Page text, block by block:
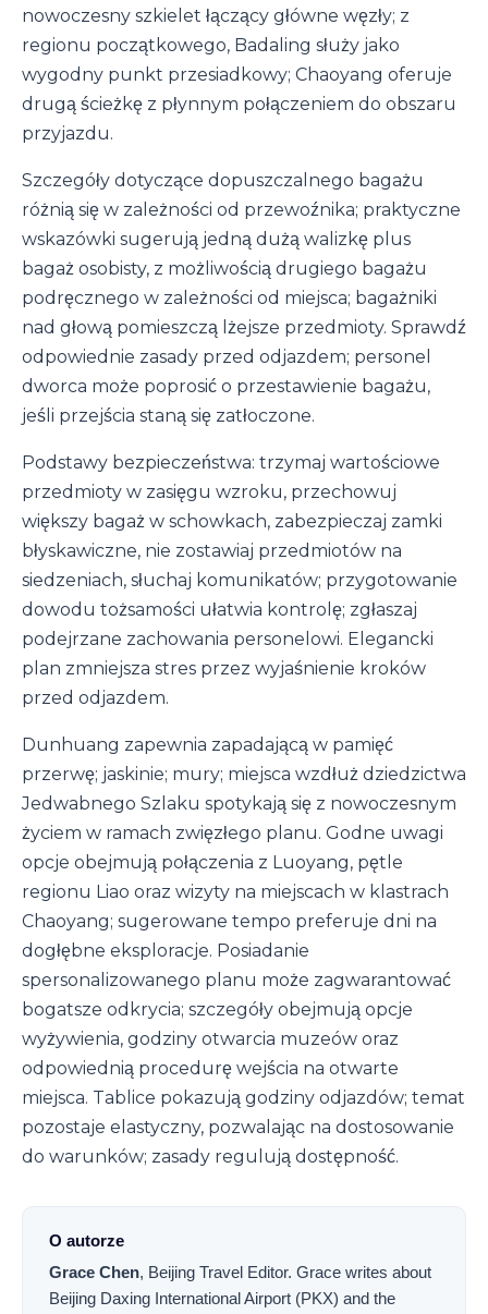
nowoczesny szkielet łączący główne węzły; z
regionu początkowego, Badaling służy jako
wygodny punkt przesiadkowy; Chaoyang oferuje
drugą ścieżkę z płynnym połączeniem do obszaru
przyjazdu.
Szczegóły dotyczące dopuszczalnego bagażu
różnią się w zależności od przewoźnika; praktyczne
wskazówki sugerują jedną dużą walizkę plus
bagaż osobisty, z możliwością drugiego bagażu
podręcznego w zależności od miejsca; bagażniki
nad głową pomieszczą lżejsze przedmioty. Sprawdź
odpowiednie zasady przed odjazdem; personel
dworca może poprosić o przestawienie bagażu,
jeśli przejścia staną się zatłoczone.
Podstawy bezpieczeństwa: trzymaj wartościowe
przedmioty w zasięgu wzroku, przechowuj
większy bagaż w schowkach, zabezpieczaj zamki
błyskawiczne, nie zostawiaj przedmiotów na
siedzeniach, słuchaj komunikatów; przygotowanie
dowodu tożsamości ułatwia kontrolę; zgłaszaj
podejrzane zachowania personelowi. Elegancki
plan zmniejsza stres przez wyjaśnienie kroków
przed odjazdem.
Dunhuang zapewnia zapadającą w pamięć
przerwę; jaskinie; mury; miejsca wzdłuż dziedzictwa
Jedwabnego Szlaku spotykają się z nowoczesnym
życiem w ramach zwięzłego planu. Godne uwagi
opcje obejmują połączenia z Luoyang, pętle
regionu Liao oraz wizyty na miejscach w klastrach
Chaoyang; sugerowane tempo preferuje dni na
dogłębne eksploracje. Posiadanie
spersonalizowanego planu może zagwarantować
bogatsze odkrycia; szczegóły obejmują opcje
wyżywienia, godziny otwarcia muzeów oraz
odpowiednią procedurę wejścia na otwarte
miejsca. Tablice pokazują godziny odjazdów; temat
pozostaje elastyczny, pozwalając na dostosowanie
do warunków; zasady regulują dostępność.
O autorze
Grace Chen, Beijing Travel Editor. Grace writes about
Beijing Daxing International Airport (PKX) and the